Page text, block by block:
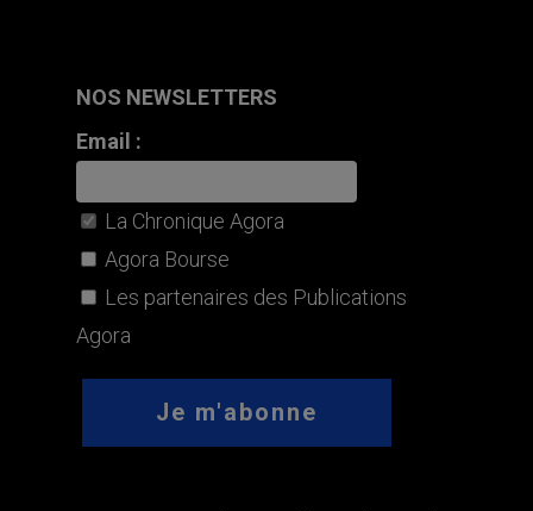
NOS NEWSLETTERS
Email :
La Chronique Agora
Agora Bourse
Les partenaires des Publications
Agora